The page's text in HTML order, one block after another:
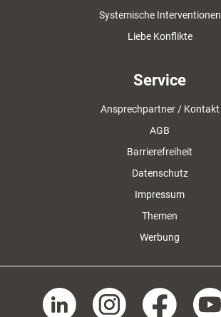
Systemische Interventionen
Liebe Konflikte
Service
Ansprechpartner / Kontakt
AGB
Barrierefreiheit
Datenschutz
Impressum
Themen
Werbung